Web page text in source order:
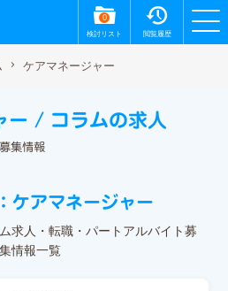
0
検討リスト 閲覧履歴
ケアマネージャー
ー / コラムの求人
集情報
ケアマネージャー
求人・転職・パートアルバイト募
集情報一覧